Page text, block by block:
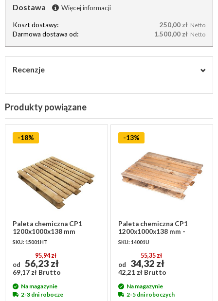
Dostawa Więcej informacji
Koszt dostawy: 250,00 zł Netto
Darmowa dostawa od: 1.500,00 zł Netto
Recenzje
Produkty powiązane
-18%
Paleta chemiczna CP1
1200x1000x138 mm
SKU: 15001HT
od
95,94 zł
56,23 zł
69,17 zł Brutto
Na magazynie
2-3 dni robocze
-13%
Paleta chemiczna CP1
1200x1000x138 mm -
używana
SKU: 14001U
od
55,35 zł
34,32 zł
42,21 zł Brutto
Na magazynie
2-5 dni roboczych